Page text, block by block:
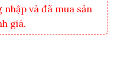
và đã mua sản
giá.